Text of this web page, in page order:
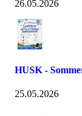
26.05.2026
HUSK -
25.05.2026